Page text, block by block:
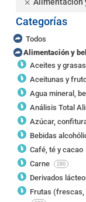
Alimentación
Categorías
Todos
Alimentación y
Aceites y
Aceitunas y
Agua mineral,
Análisis Total
Azúcar,
Bebidas
Café, té y cacao
Carne 280
Derivados
Frutas (frescas,